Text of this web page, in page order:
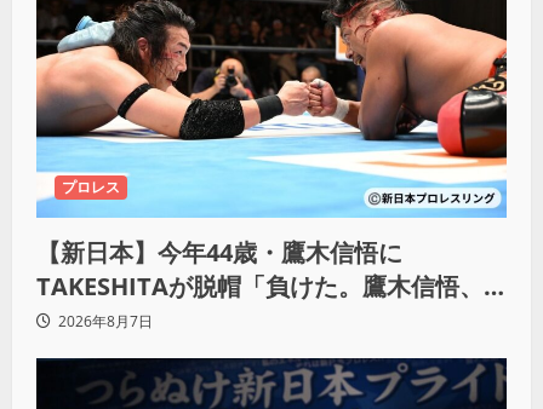
プロレス
【新日本】今年44歳・鷹木信悟に
TAKESHITAが脱帽「負けた。鷹木信悟、
強いわ！」
2026年8月7日